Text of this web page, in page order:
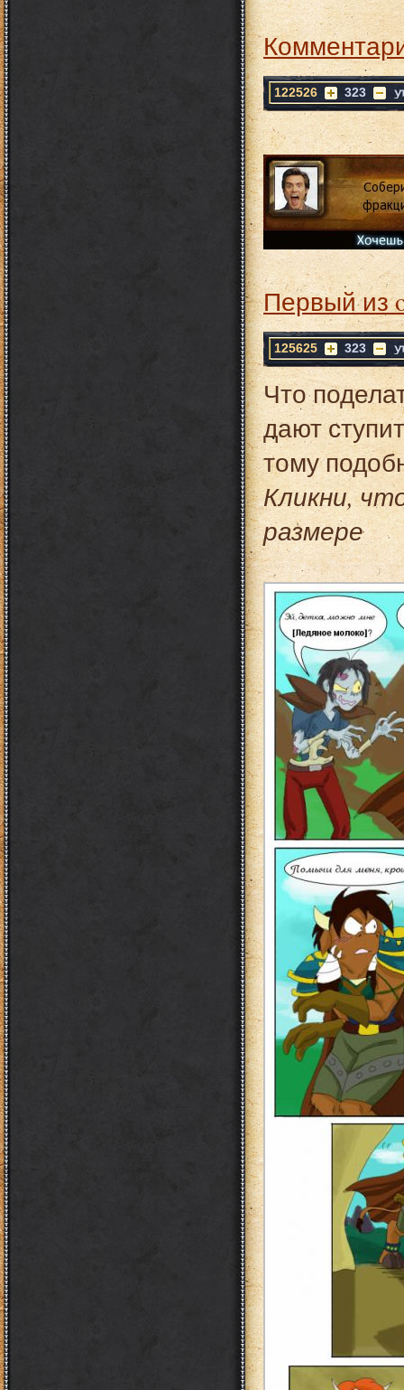
122526 323
Первый из
125625 323
Что
дают
тому
Кликни,
размере